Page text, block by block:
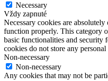
Necessary
Vždy zapnuté
Necessary cookies are
function properly. This category
basic functionalities and security
cookies do not store any
Non-necessary
Non-necessary
Any cookies that may not be